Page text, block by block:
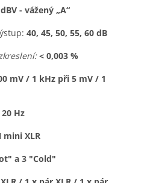
- vážený „A“
40, 45, 50, 55, 60 dB
< 0,003 %
mV / 1 kHz při 5 mV / 1
Hz
mini XLR
a 3 "Cold"